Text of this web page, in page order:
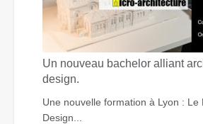
Un nouveau bachelor alliant
design.
Une nouvelle formation à Lyon : Le
Design...